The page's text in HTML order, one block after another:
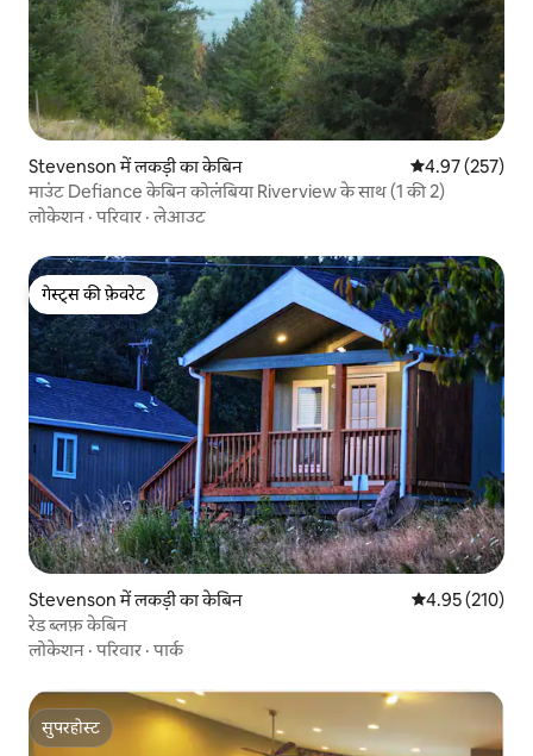
Stevenson में लकड़ी का केबिन औसत रेटिंग 5 में से
4.97 (257)
माउंट Defiance केबिन कोलंबिया Riverview के साथ (1 की 2)
लोकेशन ·परिवार ·लेआउट
गेस्ट्स की फ़ेवरेट
गेस्ट्स की फ़ेवरेट
Stevenson में लकड़ी का केबिन औसत रेटिंग 5 में से
4.95 (210)
रेड ब्लफ़ केबिन
लोकेशन ·परिवार ·पार्क
सुपरहोस्ट
सुपरहोस्ट